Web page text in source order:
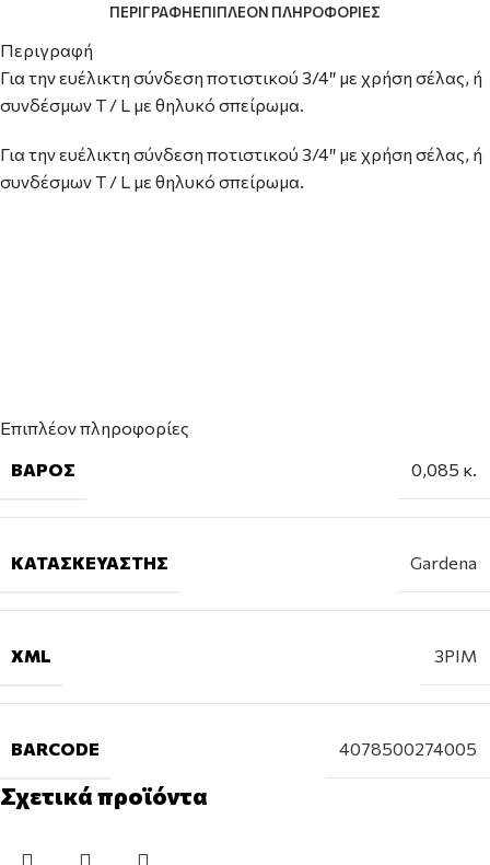
ΠΕΡΙΓΡΑΦΉΕΠΙΠΛΈΟΝ ΠΛΗΡΟΦΟΡΊΕΣ
Περιγραφή
Για την ευέλικτη σύνδεση ποτιστικού 3/4″ με χρήση σέλας, ή
συνδέσμων Τ / L με θηλυκό σπείρωμα.
Για την ευέλικτη σύνδεση ποτιστικού 3/4″ με χρήση σέλας, ή
συνδέσμων Τ / L με θηλυκό σπείρωμα.
Επιπλέον πληροφορίες
ΒΆΡΟΣ
0,085 κ.
ΚΑΤΑΣΚΕΥΑΣΤΉΣ Gardena
XML 3PIM
BARCODE 4078500274005
Σχετικά προϊόντα